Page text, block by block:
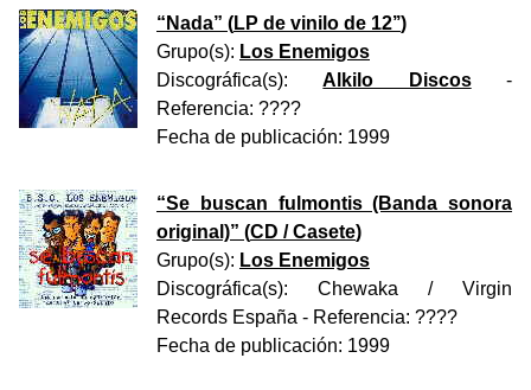
“ Nada” (LP de vinilo de 12’’)
Grupo(s): Los Enemigos
Discográfica(s):Alkilo Discos-
Referencia: ????
Fecha de publicación: 1999
“Se buscan fulmontis (Banda sonora
original)” (CD / Casete)
Grupo(s): Los Enemigos
Discográfica(s): Chewaka / Virgin
Records España - Referencia: ????
Fecha de publicación: 1999